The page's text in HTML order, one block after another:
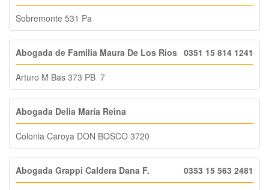
Sobremonte 531 Pa
Abogada de Familia Maura De Los Rios 0351 15 814 1241
Arturo M Bas 373 PB 7
Abogada Delia María Reina
Colonia Caroya DON BOSCO 3720
Abogada Grappi Caldera Dana F. 0353 15 563 2481